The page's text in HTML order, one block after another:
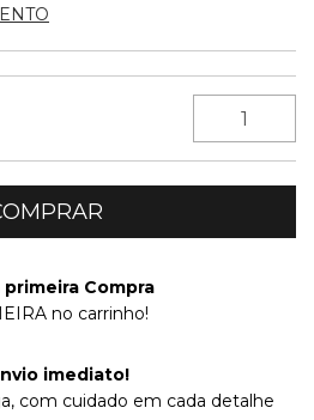
primeira Compra
no carrinho!
imediato!
com cuidado em cada detalhe